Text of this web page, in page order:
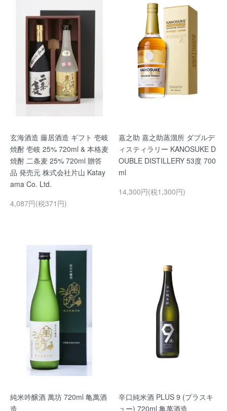
玄海酒造 藤居酒造 ギフト 壱岐
焼酎 壱岐 25% 720ml & 本格麦
焼酎 二条麦 25% 720ml 贈答
品 発売元 株式会社片山 Katay
ama Co. Ltd.
4,087円(税371円)
嘉之助 嘉之助蒸溜所 ダブルデ
ィスティラリー KANOSUKE D
OUBLE DISTILLERY 53度 700
ml
14,300円(税1,300円)
純米吟醸酒 萬坊 720ml 亀萬酒
造
辛口純米酒 PLUS 9 (プラスキ
ュー) 720ml 亀萬酒造